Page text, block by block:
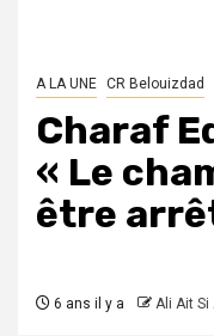
A LA UNE CR Belouizdad
Charaf
« Le
être
6 ans il y a Ali Ait Si